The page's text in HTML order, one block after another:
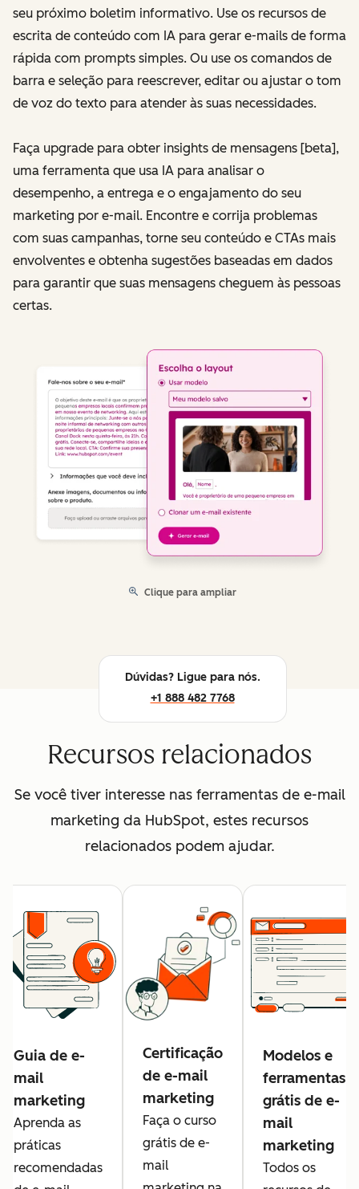
seu próximo boletim informativo. Use os recursos de
escrita de conteúdo com IA para gerar e-mails de forma
rápida com prompts simples. Ou use os comandos de
barra e seleção para reescrever, editar ou ajustar o tom
de voz do texto para atender às suas necessidades.
Faça upgrade para obter insights de mensagens [beta],
uma ferramenta que usa IA para analisar o
desempenho, a entrega e o engajamento do seu
marketing por e-mail. Encontre e corrija problemas
com suas campanhas, torne seu conteúdo e CTAs mais
envolventes e obtenha sugestões baseadas em dados
para garantir que suas mensagens cheguem às pessoas
certas.
Clique para ampliar
Dúvidas? Ligue para nós.
+1 888 482 7768
Recursos relacionados
Se você tiver interesse nas ferramentas de e-mail
marketing da HubSpot, estes recursos
relacionados podem ajudar.
Guia de e-
mail
marketing
Aprenda as
práticas
recomendadas
Certificação
de e-mail
marketing
Faça o curso
grátis de e-
mail
Modelos e
ferramentas
grátis de e-
mail
marketing
Todos os